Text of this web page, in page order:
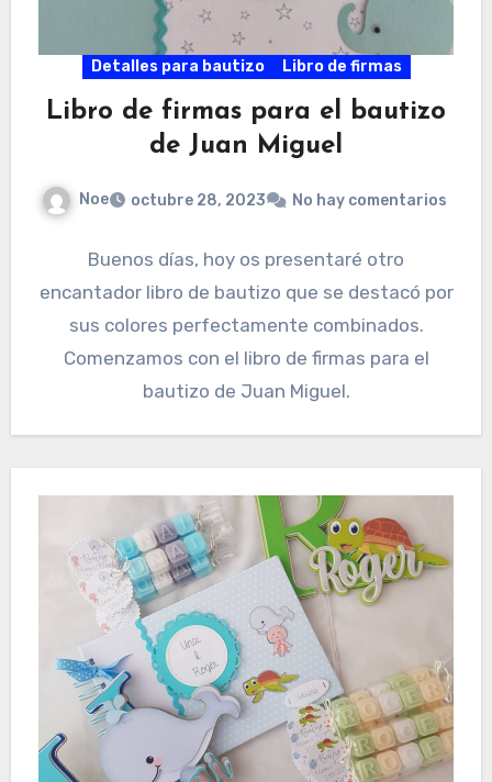
Detalles para bautizo Libro de firmas
Libro de firmas para el bautizo
de Juan Miguel
Noe octubre 28, 2023 No hay comentarios
Buenos días, hoy os presentaré otro
encantador libro de bautizo que se destacó por
sus colores perfectamente combinados.
Comenzamos con el libro de firmas para el
bautizo de Juan Miguel.